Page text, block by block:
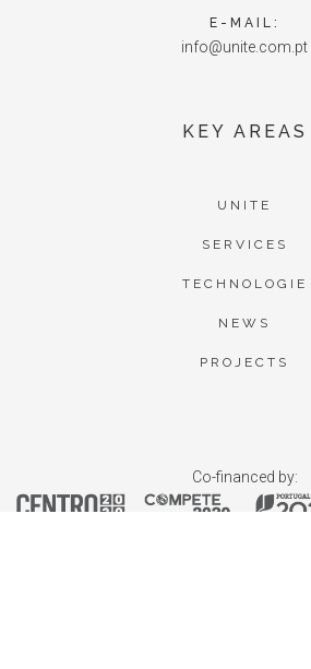
E-MAIL:
info@unite.com.pt
KEY AREAS
UNITE
SERVICES
TECHNOLOGIE
NEWS
PROJECTS
Co-financed by: